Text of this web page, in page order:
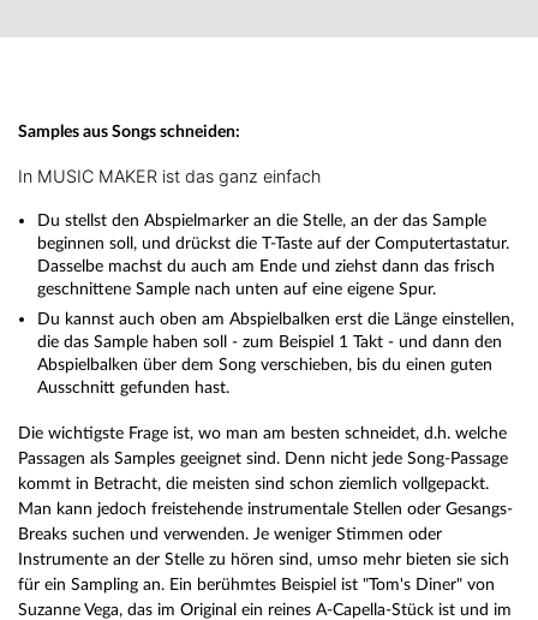
Samples aus Songs schneiden:
In MUSIC MAKER ist das ganz einfach
Du stellst den Abspielmarker an die Stelle, an der das Sample
beginnen soll, und drückst die T-Taste auf der Computertastatur.
Dasselbe machst du auch am Ende und ziehst dann das frisch
geschnittene Sample nach unten auf eine eigene Spur.
Du kannst auch oben am Abspielbalken erst die Länge einstellen,
die das Sample haben soll - zum Beispiel 1 Takt - und dann den
Abspielbalken über dem Song verschieben, bis du einen guten
Ausschnitt gefunden hast.
Die wichtigste Frage ist, wo man am besten schneidet, d.h. welche
Passagen als Samples geeignet sind. Denn nicht jede Song-Passage
kommt in Betracht, die meisten sind schon ziemlich vollgepackt.
Man kann jedoch freistehende instrumentale Stellen oder Gesangs-
Breaks suchen und verwenden. Je weniger Stimmen oder
Instrumente an der Stelle zu hören sind, umso mehr bieten sie sich
für ein Sampling an. Ein berühmtes Beispiel ist "Tom's Diner" von
Suzanne Vega, das im Original ein reines A-Capella-Stück ist und im